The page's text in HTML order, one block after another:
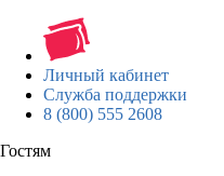
Личный кабинет
Служба поддержки
8 (800) 555 2608
Гостям